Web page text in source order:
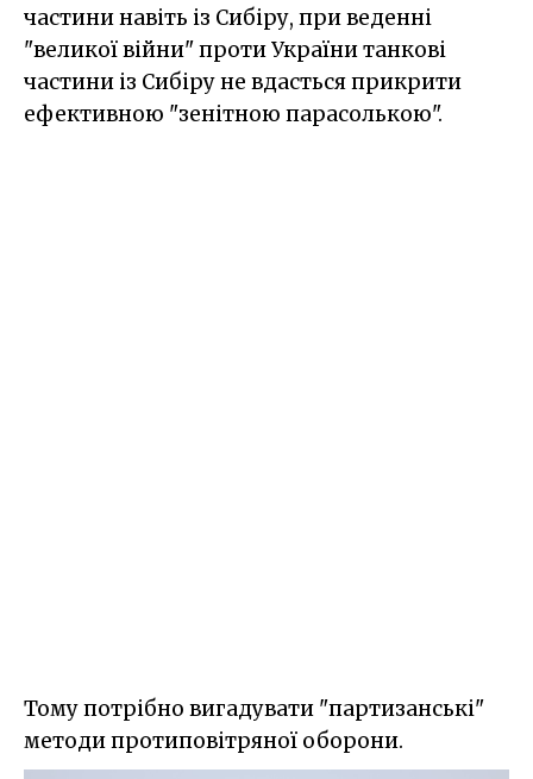
частини навіть із Сибіру, при веденні
"великої війни" проти України танкові
частини із Сибіру не вдасться прикрити
ефективною "зенітною парасолькою".
Тому потрібно вигадувати "партизанські"
методи протиповітряної оборони.